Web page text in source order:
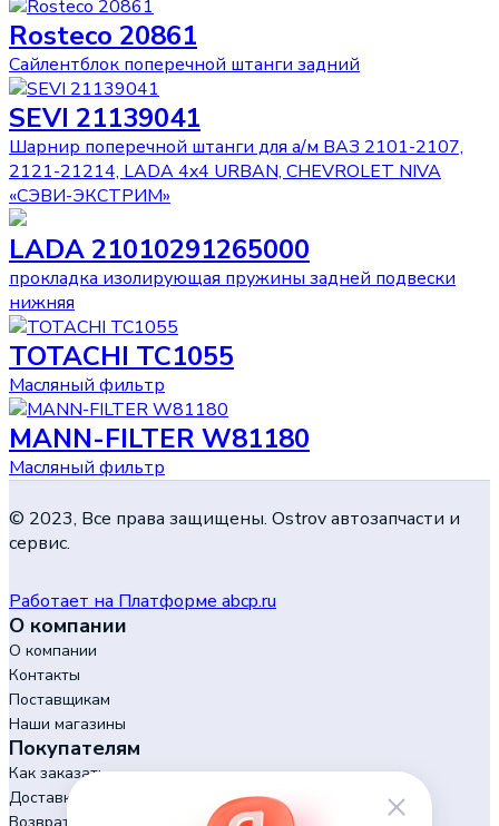
Rosteco 20861
Сайлентблок поперечной штанги задний
SEVI 21139041
Шарнир поперечной штанги для а/м ВАЗ 2101-2107,
2121-21214, LADA 4x4 URBAN, CHEVROLET NIVA
«СЭВИ-ЭКСТРИМ»
LADA 21010291265000
прокладка изолирующая пружины задней подвески
нижняя
TOTACHI TC1055
Масляный фильтр
MANN-FILTER W81180
Масляный фильтр
© 2023, Все права защищены. Ostrov автозапчасти и
сервис.
Работает на Платформе abcp.ru
О компании
О компании
Контакты
Поставщикам
Наши магазины
Покупателям
Как заказать
Доставка и оплата